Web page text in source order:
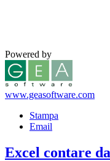
Powered by
www.geasoftware.com
Stampa
Email
Excel contare